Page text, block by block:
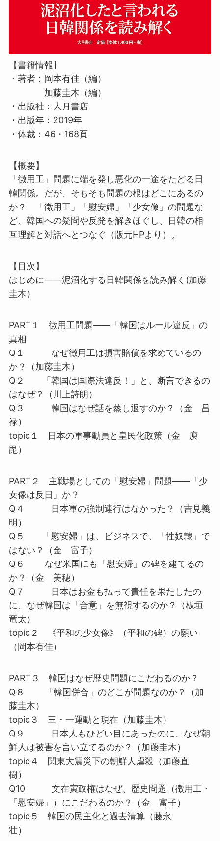
【書籍情報】
・著者：岡本有佳（編）
加藤圭木（編）
・出版社：大月書店
・出版年：2019年
・体裁：46・168頁
【概要】
「徴用工」問題に端を発し悪化の一途をたどる日
韓関係。だが、そもそも問題の根はどこにあるの
か？ 「徴用工」「慰安婦」「少女像」の問題な
ど、韓国への疑問や反発を解きほぐし、日韓の相
互理解と対話へとつなぐ（版元HPより）。
【目次】
はじめに――泥沼化する日韓関係を読み解く(加藤
圭木）
PART１ 徴用工問題――「韓国はルール違反」の
真相
Q１ なぜ徴用工は損害賠償を求めているの
か？（加藤圭木）
Q２ 「韓国は国際法違反！」と、断言できるの
はなぜ？（川上詩朗）
Q３ 韓国はなぜ話を蒸し返すのか？（金 昌
禄）
topic１ 日本の軍事動員と皇民化政策（金 庾
毘）
PART２ 主戦場としての「慰安婦」問題――「少
女像は反日」か？
Q４ 日本軍の強制連行はなかった？（吉見義
明）
Q５ 「慰安婦」は、ビジネスで、「性奴隷」で
はない？（金 富子）
Q６ なぜ米国にも「慰安婦」の碑を建てるの
か？（金 美穂）
Q７ 日本はお金も払って責任を果たしたの
に、なぜ韓国は「合意」を無視するのか？（板垣
竜太）
topic２ 《平和の少女像》（平和の碑）の願い
（岡本有佳）
PART３ 韓国はなぜ歴史問題にこだわるのか？
Q８ 「韓国併合」のどこが問題なのか？（加
藤圭木）
topic３ 三・一運動と現在（加藤圭木）
Q９ 日本人もひどい目にあったのに、なぜ朝
鮮人は被害を言い立てるのか？（加藤圭木）
topic４ 関東大震災下の朝鮮人虐殺（加藤直
樹）
Q10 文在寅政権はなぜ、歴史問題（徴用工・
「慰安婦」）にこだわるのか？（金 富子）
topic５ 韓国の民主化と過去清算（藤永
壮）